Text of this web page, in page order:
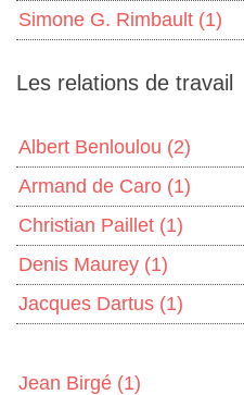
Simone G. Rimbault (1)
Les relations de travail
Albert Benloulou (2)
Armand de Caro (1)
Christian Paillet (1)
Denis Maurey (1)
Jacques Dartus (1)
Jean Birgé (1)